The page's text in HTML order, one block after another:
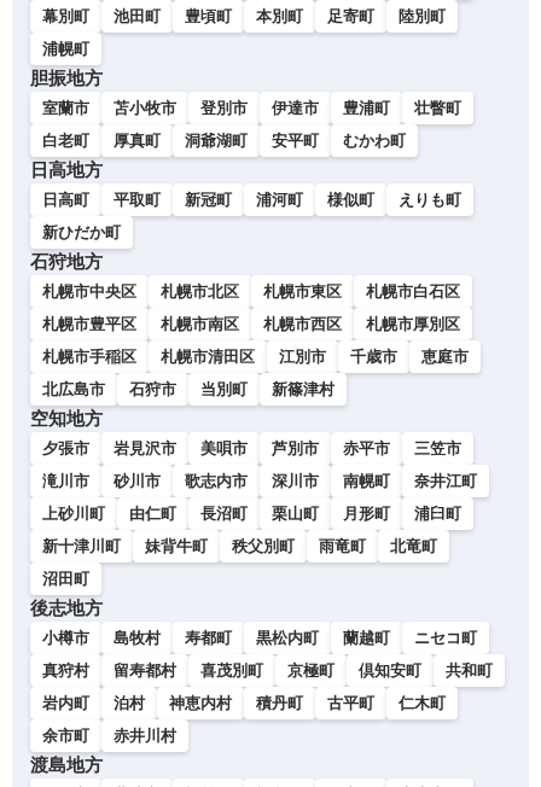
幕別町
池田町 豊頃町 本別町 足寄町
陸別町
浦幌町
胆振地方
室蘭市 苫小牧市 登別市 伊達市 豊浦町
壮瞥町
白老町
厚真町 洞爺湖町 安平町 むかわ町
日高地方
日高町 平取町 新冠町 浦河町 様似町
えりも町
新ひだか町
石狩地方
札幌市中央区 札幌市北区 札幌市東区
札幌市白石区
札幌市豊平区
札幌市南区 札幌市西区
札幌市厚別区
札幌市手稲区
札幌市清田区 江別市 千歳市
恵庭市
北広島市
石狩市 当別町 新篠津村
空知地方
夕張市 岩見沢市 美唄市 芦別市 赤平市
三笠市
滝川市
砂川市 歌志内市 深川市 南幌町
奈井江町
上砂川町
由仁町 長沼町 栗山町 月形町
浦臼町
新十津川町
妹背牛町 秩父別町 雨竜町
北竜町
沼田町
後志地方
小樽市 島牧村 寿都町 黒松内町 蘭越町
ニセコ町
真狩村
留寿都村 喜茂別町 京極町 倶知安町
共和町
岩内町
泊村 神恵内村 積丹町 古平町
仁木町
余市町
赤井川村
渡島地方